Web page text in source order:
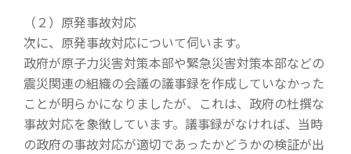
（２）原発事故対応
次に、原発事故対応について伺います。
政府が原子力災害対策本部や緊急災害対策本部などの
震災関連の組織の会議の議事録を作成していなかった
ことが明らかになりましたが、これは、政府の杜撰な
事故対応を象徴しています。議事録がなければ、当時
の政府の事故対応が適切であったかどうかの検証が出